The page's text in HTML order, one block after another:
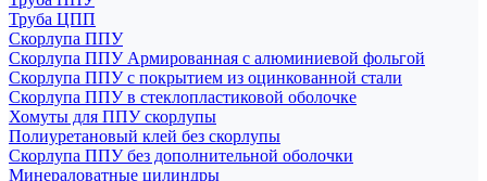
Труба ЦПП
Скорлупа ППУ
Скорлупа ППУ Армированная с алюминиевой фольгой
Скорлупа ППУ с покрытием из оцинкованной стали
Скорлупа ППУ в стеклопластиковой оболочке
Хомуты для ППУ скорлупы
Полиуретановый клей без скорлупы
Скорлупа ППУ без дополнительной оболочки
Минераловатные цилиндры